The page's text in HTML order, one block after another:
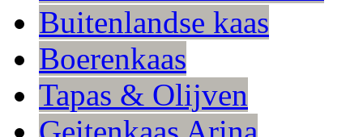
Buitenlandse kaas
Boerenkaas
Tapas & Olijven